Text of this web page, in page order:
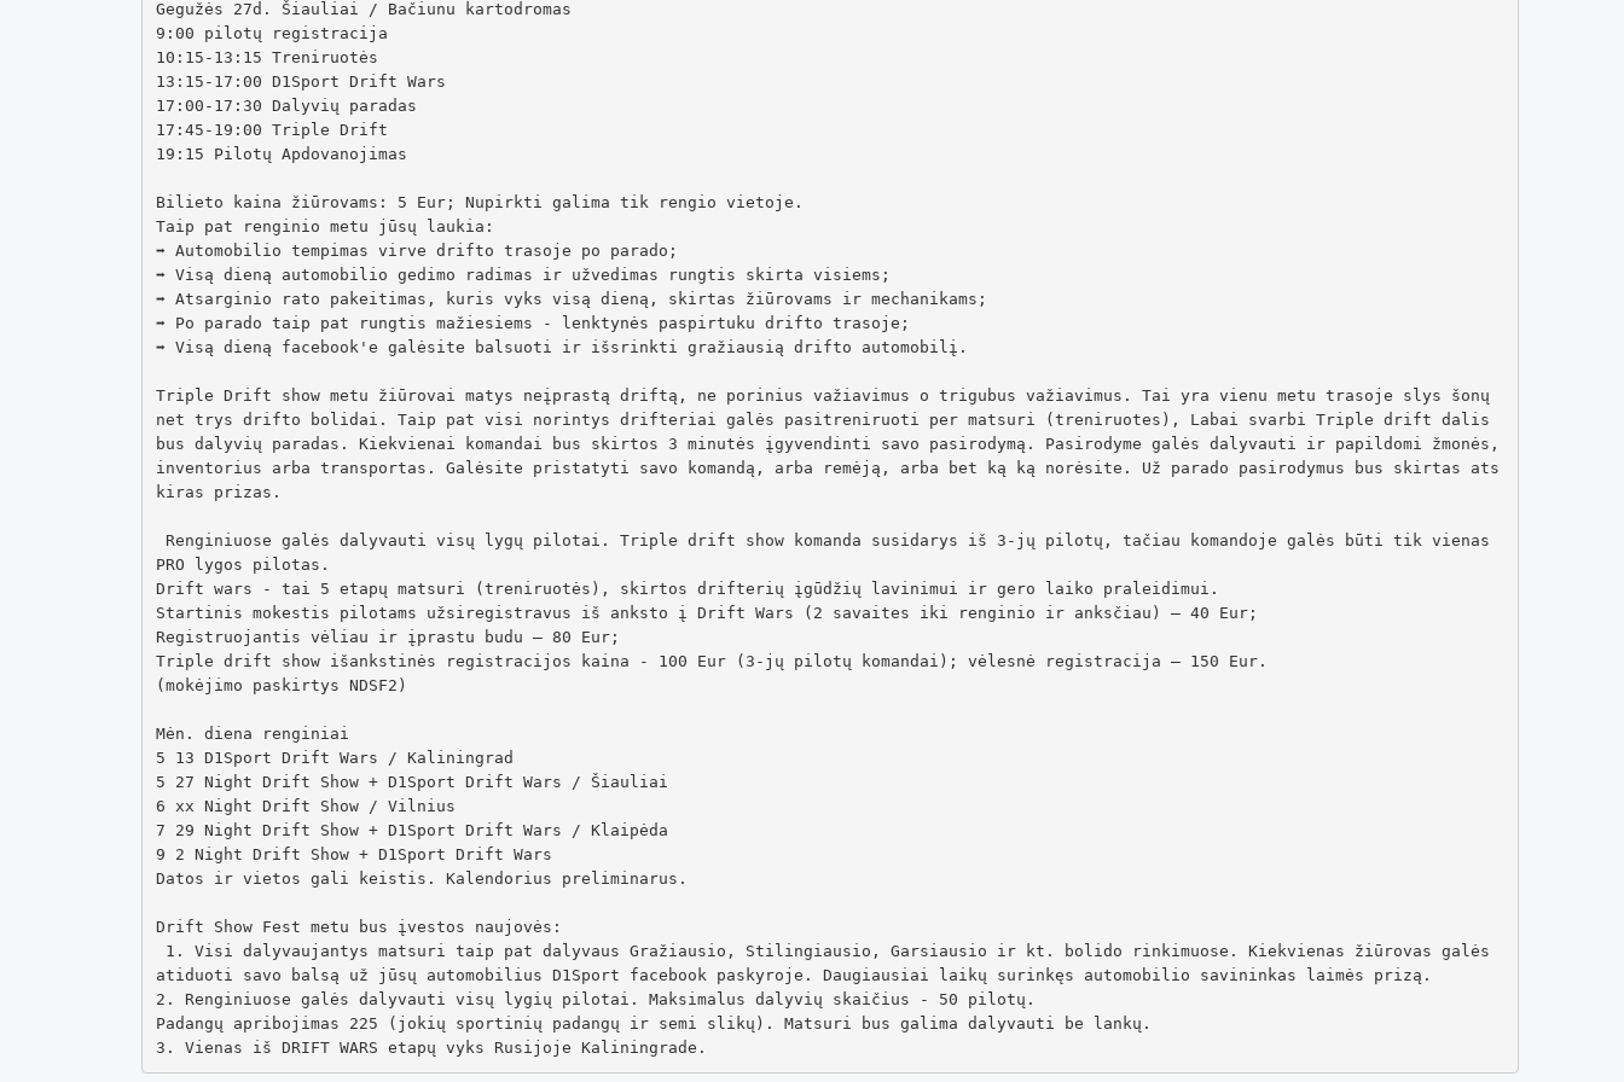
Gegužės 27d. Šiauliai / Bačiunu kartodromas
9:00 pilotų registracija
10:15-13:15 Treniruotės
13:15-17:00 D1Sport Drift Wars
17:00-17:30 Dalyvių paradas
17:45-19:00 Triple Drift
19:15 Pilotų Apdovanojimas
Bilieto kaina žiūrovams: 5 Eur; Nupirkti galima tik rengio vietoje.
Taip pat renginio metu jūsų laukia:
➡ Automobilio tempimas virve drifto trasoje po parado;
➡ Visą dieną automobilio gedimo radimas ir užvedimas rungtis skirta visiems;
➡ Atsarginio rato pakeitimas, kuris vyks visą dieną, skirtas žiūrovams ir mechanikams;
➡ Po parado taip pat rungtis mažiesiems - lenktynės paspirtuku drifto trasoje;
➡ Visą dieną facebook'e galėsite balsuoti ir išsrinkti gražiausią drifto automobilį.
Triple Drift show metu žiūrovai matys neįprastą driftą, ne porinius važiavimus o trigubus važiavimus. Tai yra vienu metu trasoje slys šonų
net trys drifto bolidai. Taip pat visi norintys drifteriai galės pasitreniruoti per matsuri (treniruotes), Labai svarbi Triple drift dalis
bus dalyvių paradas. Kiekvienai komandai bus skirtos 3 minutės įgyvendinti savo pasirodymą. Pasirodyme galės dalyvauti ir papildomi žmonės,
inventorius arba transportas. Galėsite pristatyti savo komandą, arba remėją, arba bet ką ką norėsite. Už parado pasirodymus bus skirtas ats
kiras prizas.
PRO lygos pilotas.
Drift wars - tai 5 etapų matsuri (treniruotės), skirtos drifterių įgūdžių lavinimui ir gero laiko praleidimui.
Startinis mokestis pilotams užsiregistravus iš anksto į Drift Wars (2 savaites iki renginio ir anksčiau) – 40 Eur;
Registruojantis vėliau ir įprastu budu – 80 Eur;
Triple drift show išankstinės registracijos kaina - 100 Eur (3-jų pilotų komandai); vėlesnė registracija – 150 Eur.
(mokėjimo paskirtys NDSF2)
Mėn. diena renginiai
5 13 D1Sport Drift Wars / Kaliningrad
5 27 Night Drift Show + D1Sport Drift Wars / Šiauliai
6 xx Night Drift Show / Vilnius
7 29 Night Drift Show + D1Sport Drift Wars / Klaipėda
9 2 Night Drift Show + D1Sport Drift Wars
Datos ir vietos gali keistis. Kalendorius preliminarus.
Drift Show Fest metu bus įvestos naujovės:
atiduoti savo balsą už jūsų automobilius D1Sport facebook paskyroje. Daugiausiai laikų surinkęs automobilio savininkas laimės prizą.
2. Renginiuose galės dalyvauti visų lygių pilotai. Maksimalus dalyvių skaičius - 50 pilotų.
Padangų apribojimas 225 (jokių sportinių padangų ir semi slikų). Matsuri bus galima dalyvauti be lankų.
3. Vienas iš DRIFT WARS etapų vyks Rusijoje Kaliningrade.